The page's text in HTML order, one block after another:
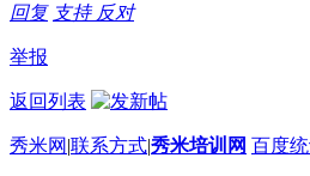
回复 支持 反对
举报
返回列表
秀米网 |联系方式|秀米培训网 百度